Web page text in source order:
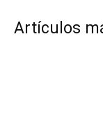
Artículos